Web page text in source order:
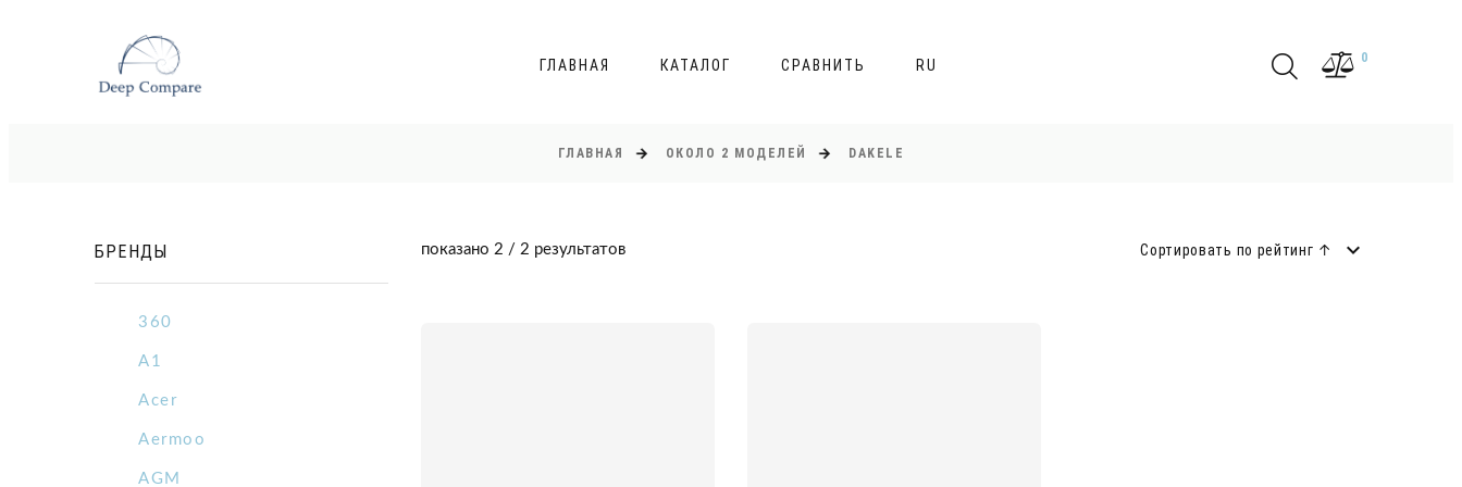
ГЛАВНАЯ КАТАЛОГ СРАВНИТЬ RU 0
ГЛАВНАЯ ОКОЛО 2 МОДЕЛЕЙ DAKELE
БРЕНДЫ
360
A1
Acer
Aermoo
AGM
показано 2 / 2 результатов Сортировать по рейтинг ↑